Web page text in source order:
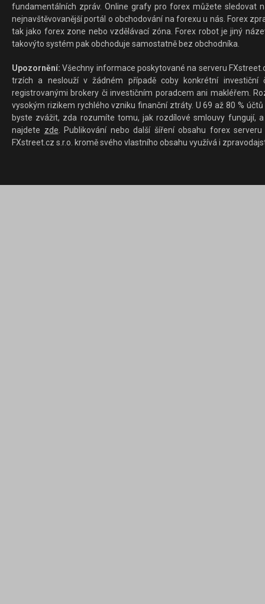
fundamentálních zpráv. Online grafy pro forex můžete sledovat
nejnavštěvovanější portál o obchodování na forexu u nás. Forex
tak jako forex zone nebo vzdělávací zóna. Forex robot je jiný
takovýto systém pak obchoduje samostatně bez obchodníka.
Upozornění: Všechny informace poskytované na serveru
trzích a neslouží v žádném případě coby konkrétní investiční
registrovanými brokery či investičním poradcem ani makléřem.
vysokým rizikem rychlého vzniku finanční ztráty. U 69 až 80 %
byste zvážit, zda rozumíte tomu, jak rozdílové smlouvy fungují,
najdete zde. Publikování nebo další šíření obsahu forex
FXstreet.cz s.r.o. kromě svého vlastního obsahu využívá i